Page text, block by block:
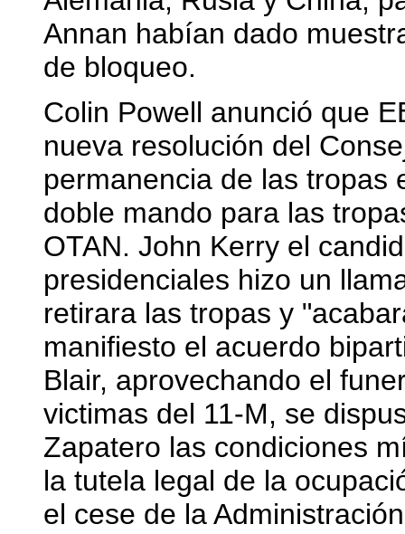
Annan habían dado
de bloqueo.
Colin Powell anunció que
nueva resolución del
permanencia de las tropas
doble mando para las
OTAN. John Kerry el
presidenciales hizo un
retirara las tropas y
manifiesto el acuerdo
Blair, aprovechando el
victimas del 11-M, se
Zapatero las condiciones
la tutela legal de la
el cese de la